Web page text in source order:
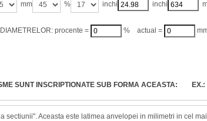
mm % inchi inchi
procente = % actual =
SUNT INSCRIPTIONATE SUB FORMA ACEASTA: EX.:
sectiunii". Aceasta este latimea anvelopei in milimetri in cel